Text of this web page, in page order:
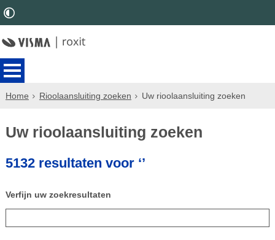
Home Rioolaansluiting zoeken Uw rioolaansluiting zoeken
Uw rioolaansluiting zoeken
5132 resultaten voor ‘’
Verfijn uw zoekresultaten